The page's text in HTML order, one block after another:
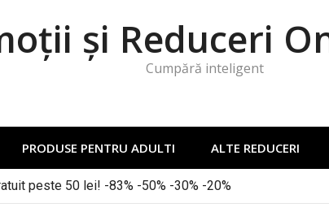
și Reduceri
Cumpără inteligent
PRODUSE PENTRU ADULTI ALTE REDUCERI
peste 50 lei! -83% -50% -30% -20%